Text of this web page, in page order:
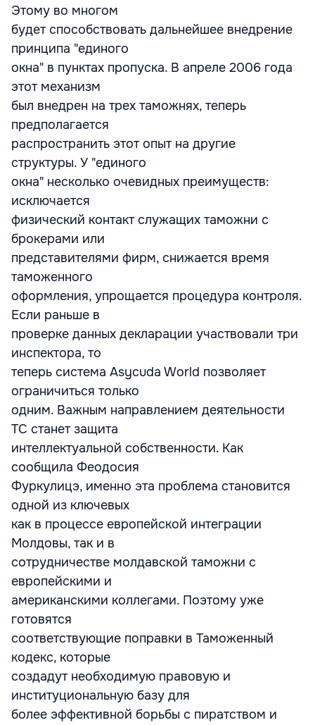
Этому во многом
будет способствовать дальнейшее внедрение
принципа "единого
окна" в пунктах пропуска. В апреле 2006 года
этот механизм
был внедрен на трех таможнях, теперь
предполагается
распространить этот опыт на другие
структуры. У "единого
окна" несколько очевидных преимуществ:
исключается
физический контакт служащих таможни с
брокерами или
представителями фирм, снижается время
таможенного
оформления, упрощается процедура контроля.
Если раньше в
проверке данных декларации участвовали три
инспектора, то
теперь система Asycuda World позволяет
ограничиться только
одним. Важным направлением деятельности
ТС станет защита
интеллектуальной собственности. Как
сообщила Феодосия
Фуркулицэ, именно эта проблема становится
одной из ключевых
как в процессе европейской интеграции
Молдовы, так и в
сотрудничестве молдавской таможни с
европейскими и
американскими коллегами. Поэтому уже
готовятся
соответствующие поправки в Таможенный
кодекс, которые
создадут необходимую правовую и
институциональную базу для
более эффективной борьбы с пиратством и